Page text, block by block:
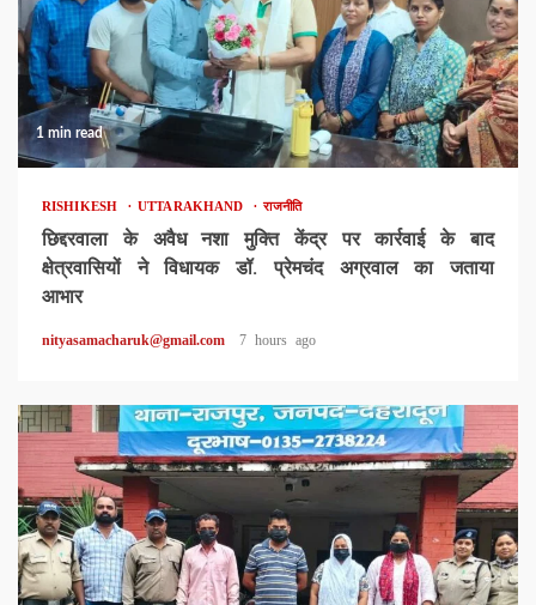
1 min read
RISHIKESH UTTARAKHAND राजनीति
छिद्दरवाला के अवैध नशा मुक्ति केंद्र पर कार्रवाई के बाद
क्षेत्रवासियों ने विधायक डॉ. प्रेमचंद अग्रवाल का जताया
आभार
nityasamacharuk@gmail.com 7 hours ago